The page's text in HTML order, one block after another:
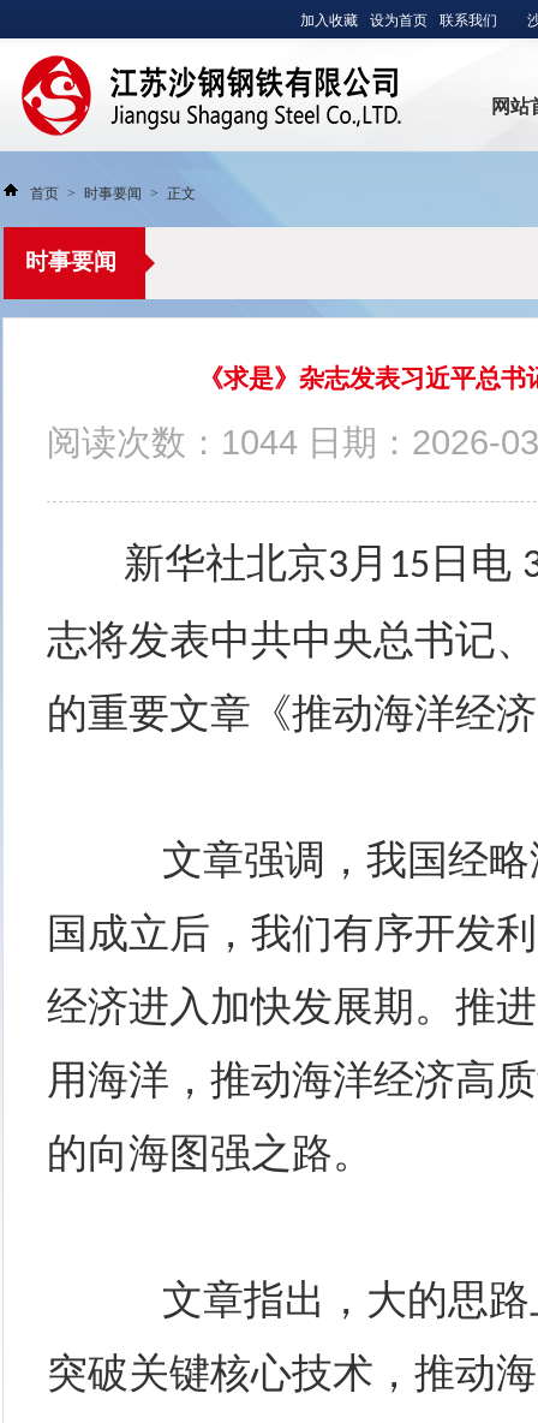
加入收藏 设为首页 联系我们
网站
首页 > 时事要闻 > 正文
时事要闻
《求是》杂志发表习近平总
阅读次数： 1044 日期：2026-
新华社北京3 月 15 日电
志将发表中共中央总书记
的重要文章《推动海洋经
文章强调，我国经略
国成立后，我们有序开发
经济进入加快发展期。推
用海洋，推动海洋经济高
的向海图强之路。
文章指出，大的思路
突破关键核心技术，推动